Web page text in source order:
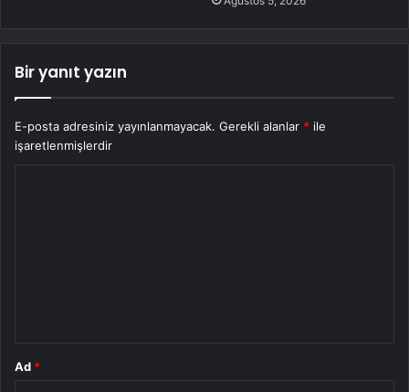
Bir yanıt yazın
E-posta adresiniz yayınlanmayacak. Gerekli alanlar * ile
işaretlenmişlerdir
Ad *